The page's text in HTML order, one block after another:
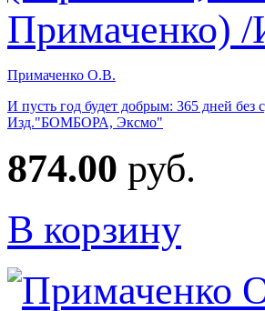
Примаченко О.В.
И пусть год будет добрым: 365 дней
Изд."БОМБОРА, Эксмо"
874.00 руб.
В корзину